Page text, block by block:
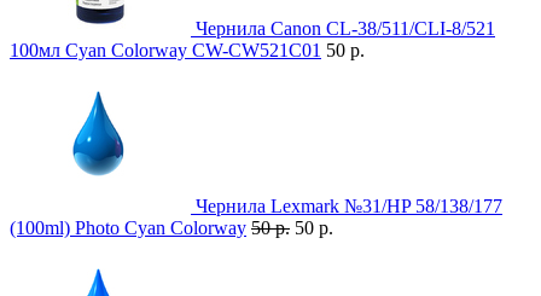
Чернила Canon CL-38/511/CLI-8/521
100мл Cyan Colorway CW-CW521C01 50 р.
Чернила Lexmark №31/HP 58/138/177
(100ml) Photo Cyan Colorway 50 р. 50 р.